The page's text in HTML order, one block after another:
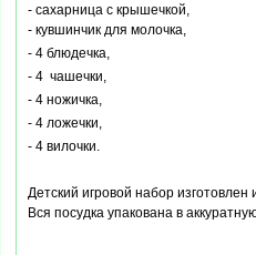
- сахарница с крышечкой,
- кувшинчик для молочка,
- 4 блюдечка,
- 4 чашечки,
- 4 ножичка,
- 4 ложечки,
- 4 вилочки.
Детский игровой набор
Вся посудка упакована в